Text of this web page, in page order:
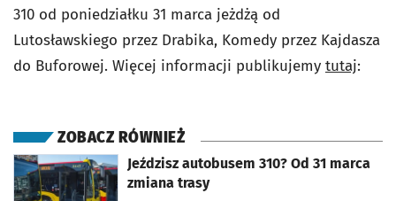
310 od poniedziałku 31 marca jeżdżą od
Lutosławskiego przez Drabika, Komedy przez Kajdasza
do Buforowej. Więcej informacji publikujemy tutaj:
ZOBACZ RÓWNIEŻ
Jeździsz autobusem 310? Od 31 marca
zmiana trasy
otworzy się w nowej karcie